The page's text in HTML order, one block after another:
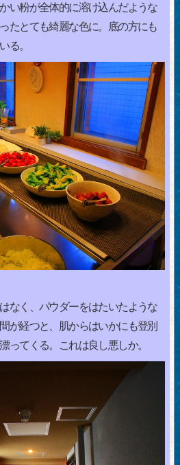
い粉が全体的に溶け込んだような
たとても綺麗な色に。底の方にも
る。
なく、パウダーをはたいたような
が経つと、肌からはいかにも登別
ってくる。これは良し悪しか。